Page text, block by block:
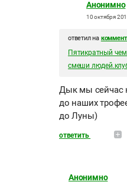
Анонимно
10 октября
ответил на
Пятикратный
смеши
Дык мы сейчас
до наших
до Луны)
ответить
Анонимно